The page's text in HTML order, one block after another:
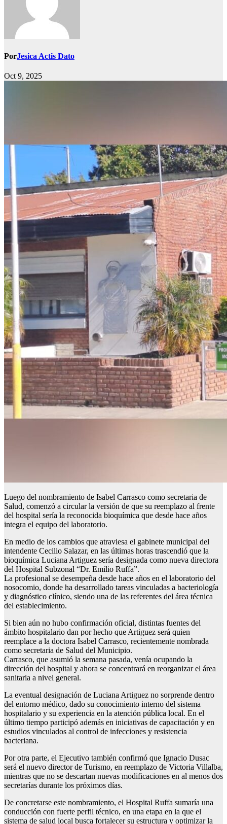
PorJesica Actis Dato
Oct 9, 2025
Luego del nombramiento de Isabel Carrasco como secretaria de
Salud, comenzó a circular la versión de que su reemplazo al frente
del hospital sería la reconocida bioquímica que desde hace años
integra el equipo del laboratorio.
En medio de los cambios que atraviesa el gabinete municipal del
intendente Cecilio Salazar, en las últimas horas trascendió que la
bioquímica Luciana Artiguez sería designada como nueva directora
del Hospital Subzonal “Dr. Emilio Ruffa”.
La profesional se desempeña desde hace años en el laboratorio del
nosocomio, donde ha desarrollado tareas vinculadas a bacteriología
y diagnóstico clínico, siendo una de las referentes del área técnica
del establecimiento.
Si bien aún no hubo confirmación oficial, distintas fuentes del
ámbito hospitalario dan por hecho que Artiguez será quien
reemplace a la doctora Isabel Carrasco, recientemente nombrada
como secretaria de Salud del Municipio.
Carrasco, que asumió la semana pasada, venía ocupando la
dirección del hospital y ahora se concentrará en reorganizar el área
sanitaria a nivel general.
La eventual designación de Luciana Artiguez no sorprende dentro
del entorno médico, dado su conocimiento interno del sistema
hospitalario y su experiencia en la atención pública local. En el
último tiempo participó además en iniciativas de capacitación y en
estudios vinculados al control de infecciones y resistencia
bacteriana.
Por otra parte, el Ejecutivo también confirmó que Ignacio Dusac
será el nuevo director de Turismo, en reemplazo de Victoria Villalba,
mientras que no se descartan nuevas modificaciones en al menos dos
secretarías durante los próximos días.
De concretarse este nombramiento, el Hospital Ruffa sumaría una
conducción con fuerte perfil técnico, en una etapa en la que el
sistema de salud local busca fortalecer su estructura y optimizar la